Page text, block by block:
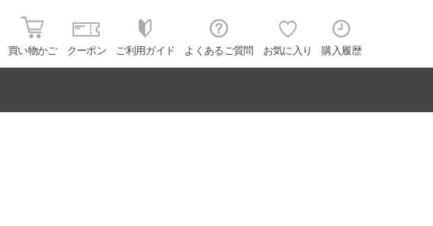
買い物かご クーポン ご利用ガイド よくあるご質問 お気に入り 購入履歴